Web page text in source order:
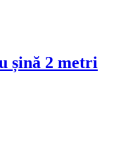
șină 2 metri